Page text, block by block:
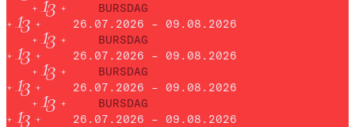
BURSDAG
26.07.2026 – 09.08.2026
BURSDAG
26.07.2026 – 09.08.2026
BURSDAG
26.07.2026 – 09.08.2026
BURSDAG
26.07.2026 – 09.08.2026